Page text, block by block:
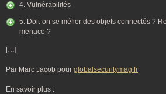
4. Vulnérabilités
5. Doit-on se méfier des objets connectés ?
menace ?
[…]
Par Marc Jacob pour globalsecuritymag.fr
En savoir plus :